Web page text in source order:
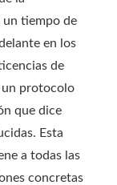
un tiempo de
en los
de
un protocolo
que dice
Esta
a todas las
concretas